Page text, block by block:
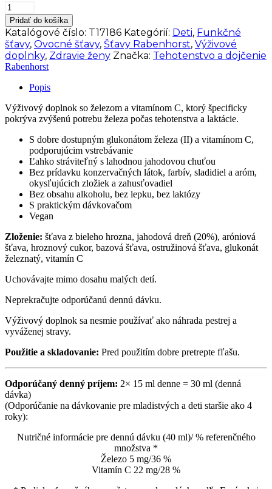
množstvo
ROTBӒCKCHEN
šťava
mama
+
železo
450
Pridať do košíka
Katalógové číslo: T17186 Kategórií: Deti, Funkčné
šťavy, Ovocné šťavy, Šťavy Rabenhorst, Výživové
doplnky, Zdravie ženy Značka: Tehotenstvo a dojčenie
Rabenhorst
Popis
Výživový doplnok so železom a vitamínom C, ktorý špecificky
pokrýva zvýšenú potrebu železa počas tehotenstva a laktácie.
S dobre dostupným glukonátom železa (II) a vitamínom C,
podporujúcim vstrebávanie
Ľahko stráviteľný s lahodnou jahodovou chuťou
Bez prídavku konzervačných látok, farbív, sladidiel a aróm,
okysľujúcich zložiek a zahusťovadiel
Bez obsahu alkoholu, bez lepku, bez laktózy
S praktickým dávkovačom
Vegan
Zloženie: šťava z bieleho hrozna, jahodová dreň (20%), aróniová
šťava, hroznový cukor, bazová šťava, ostružinová šťava, glukonát
železnatý, vitamín C
Uchovávajte mimo dosahu malých detí.
Neprekračujte odporúčanú dennú dávku.
Výživový doplnok sa nesmie používať ako náhrada pestrej a
vyváženej stravy.
Použitie a skladovanie: Pred použitím dobre pretrepte fľašu.
Odporúčaný denný príjem: 2× 15 ml denne = 30 ml (denná
dávka)
(Odporúčanie na dávkovanie pre mladistvých a deti staršie ako 4
roky):
Nutričné informácie pre dennú dávku (40 ml)/ % referenčného
množstva *
Železo 5 mg/36 %
Vitamín C 22 mg/28 %